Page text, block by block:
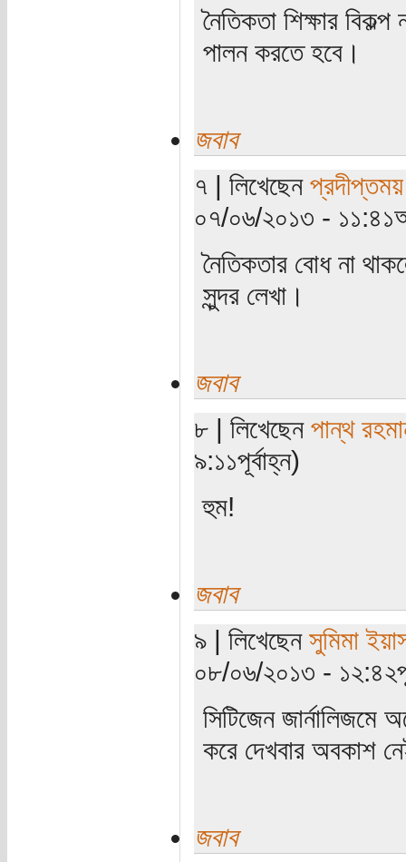
নৈতিকতা শিক্ষার
পালন করতে হবে।
জবাব
৭ | লিখেছেন প্রদীপ্তময়
০৭/০৬/২০১৩ -
নৈতিকতার বোধ না
সুন্দর লেখা।
জবাব
৮ | লিখেছেন পান্থ
৯:১১পূর্বাহ্ন)
হুম!
জবাব
৯ | লিখেছেন সুমিমা
০৮/০৬/২০১৩ -
সিটিজেন
করে দেখবার অবকাশ
জবাব